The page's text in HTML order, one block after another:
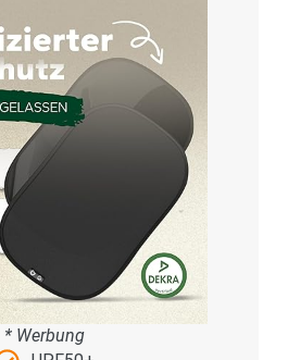
* Werbung